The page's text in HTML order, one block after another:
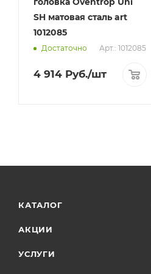
SH матовая сталь art
1012085
Достаточно Арт.: 1012085
4 914Руб./шт
КАТАЛОГ
АКЦИИ
УСЛУГИ